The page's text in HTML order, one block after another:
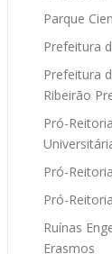
Parque
Prefeitura
Prefeitura
Ribeirão
Pró-
Pró-
Pró-
Ruínas
Erasmos